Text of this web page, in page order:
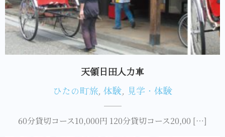
天領日田人力車
ひたの町旅, 体験, 見学・体験
60分貸切コース10,000円 120分貸切コース20,00 […]